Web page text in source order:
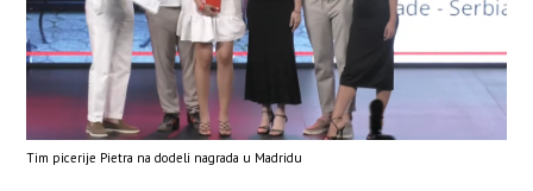
Tim picerije Pietra na dodeli nagrada u Madridu